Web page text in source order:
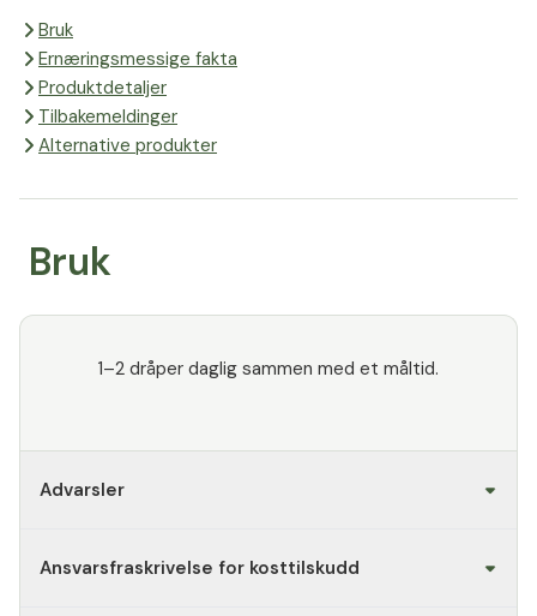
Bruk
Ernæringsmessige fakta
Produktdetaljer
Tilbakemeldinger
Alternative produkter
Bruk
1–2 dråper daglig sammen med et måltid.
Advarsler
Ansvarsfraskrivelse for kosttilskudd